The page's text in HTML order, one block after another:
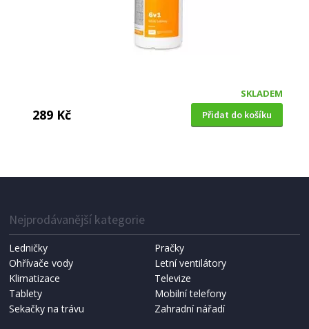
SKLADEM
289 Kč Přidat do košíku
PWS 165132CZ, Chlorové tablety MAXI, 1kg
Nejprodávanější kategorie
Ledničky
Pračky
Ohřívače vody
Letní ventilátory
Klimatizace
Televize
Tablety
Mobilní telefony
Sekačky na trávu
Zahradní nářadí